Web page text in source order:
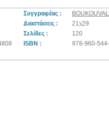
Συγγραφέας :
Διαστάσεις :
21χ29
Σελίδες :
120
ISBN :
978-960-